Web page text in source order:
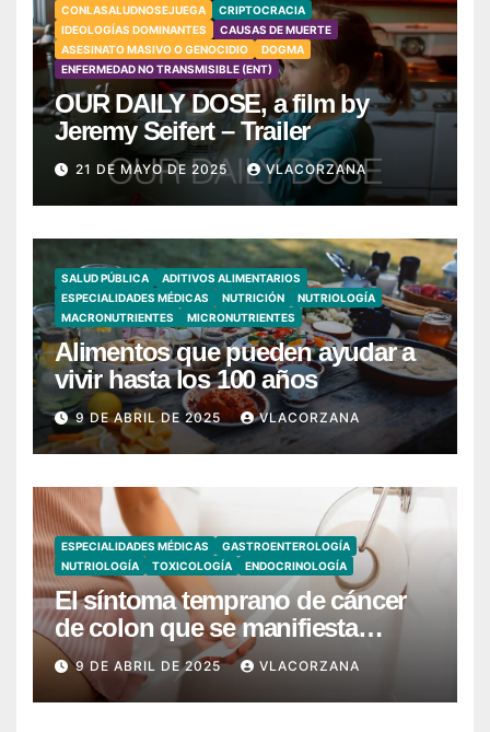
CONLASALUDNOSEJUEGA
CRIPTOCRACIA
IDEOLOGÍAS DOMINANTES
CAUSAS DE MUERTE
ASESINATO MASIVO O GENOCIDIO
DOGMA
ENFERMEDAD NO TRANSMISIBLE (ENT)
OUR DAILY DOSE, a film by
Jeremy Seifert – Trailer
21 DE MAYO DE 2025 VLACORZANA
SALUD PÚBLICA
ADITIVOS ALIMENTARIOS
ESPECIALIDADES MÉDICAS
NUTRICIÓN
NUTRIOLOGÍA
MACRONUTRIENTES
MICRONUTRIENTES
Alimentos que pueden ayudar a
vivir hasta los 100 años
9 DE ABRIL DE 2025 VLACORZANA
ESPECIALIDADES MÉDICAS
GASTROENTEROLOGÍA
NUTRIOLOGÍA
TOXICOLOGÍA ENDOCRINOLOGÍA
El síntoma temprano de cáncer
de colon que se manifiesta
cuando vas al baño
9 DE ABRIL DE 2025 VLACORZANA